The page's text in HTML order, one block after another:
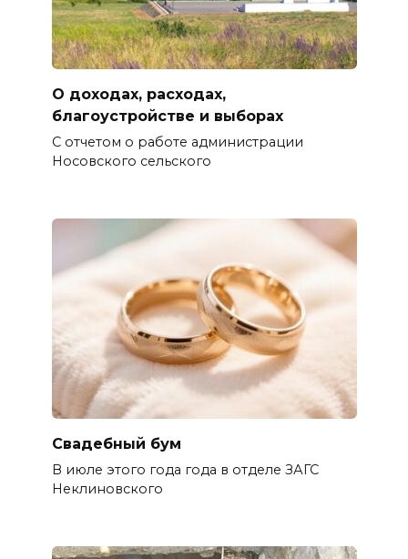
О доходах, расходах,
благоустройстве и выборах
С отчетом о работе администрации
Носовского сельского
Свадебный бум
В июле этого года года в отделе ЗАГС
Неклиновского